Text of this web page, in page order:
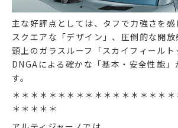
主な好評点としては、タフで力強さを感
スクエアな「デザイン」、圧倒的な開
頭上のガラスルーフ「スカイフィールト
DNGAによる確かな「基本・安全性能」
す。
＊＊＊＊＊＊＊＊＊＊＊＊＊＊＊＊＊
＊＊＊＊＊